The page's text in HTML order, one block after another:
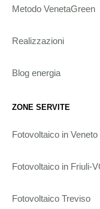
Metodo VenetaGreen
Realizzazioni
Blog energia
ZONE SERVITE
Fotovoltaico in Veneto
Fotovoltaico in Friuli-
Fotovoltaico Treviso